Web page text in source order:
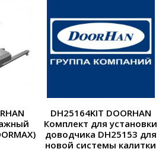
DH25164KIT DOORHAN
Комплект для установки
доводчика DH25153 для
новой системы калитки